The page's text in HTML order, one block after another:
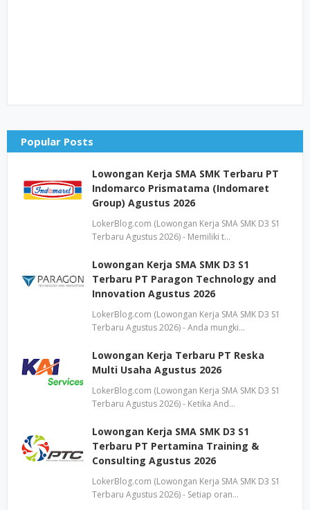
Popular Posts
Lowongan Kerja SMA SMK Terbaru PT
Indomarco Prismatama (Indomaret
Group) Agustus 2026
LokerBlog.com (Lowongan Kerja SMA SMK D3 S1
Terbaru Agustus 2026) - Memiliki t…
Lowongan Kerja SMA SMK D3 S1
Terbaru PT Paragon Technology and
Innovation Agustus 2026
LokerBlog.com (Lowongan Kerja SMA SMK D3 S1
Terbaru Agustus 2026) - Anda mungki…
Lowongan Kerja Terbaru PT Reska
Multi Usaha Agustus 2026
LokerBlog.com (Lowongan Kerja SMA SMK D3 S1
Terbaru Agustus 2026) - Ketika And…
Lowongan Kerja SMA SMK D3 S1
Terbaru PT Pertamina Training &
Consulting Agustus 2026
LokerBlog.com (Lowongan Kerja SMA SMK D3 S1
Terbaru Agustus 2026) - Setiap oran…